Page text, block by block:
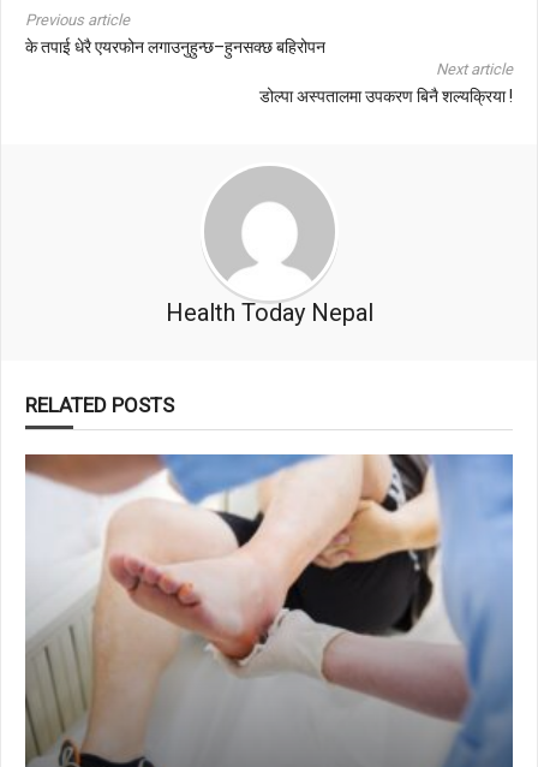
Previous article
के तपाई धेरै एयरफोन लगाउनुहुन्छ–हुनसक्छ बहिरोपन
Next article
डोल्पा अस्पतालमा उपकरण बिनै शल्यक्रिया !
Health Today Nepal
RELATED POSTS